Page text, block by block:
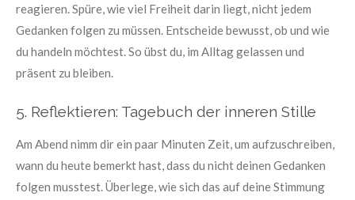
reagieren. Spüre, wie viel Freiheit darin liegt, nicht jedem
Gedanken folgen zu müssen. Entscheide bewusst, ob und wie
du handeln möchtest. So übst du, im Alltag gelassen und
präsent zu bleiben.
5. Reflektieren: Tagebuch der inneren Stille
Am Abend nimm dir ein paar Minuten Zeit, um aufzuschreiben,
wann du heute bemerkt hast, dass du nicht deinen Gedanken
folgen musstest. Überlege, wie sich das auf deine Stimmung